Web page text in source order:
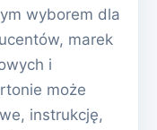
wyborem dla
marek
i
może
instrukcję,